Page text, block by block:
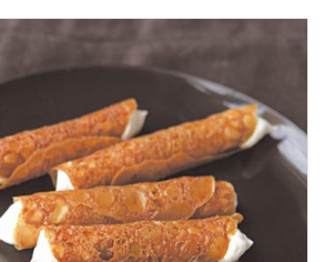
INLOGGEN
AANMELDEN
HOME
RECEPTEN
WEEKMENU'S